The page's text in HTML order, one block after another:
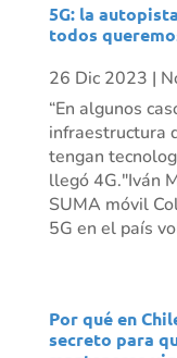
5G: la
todos
26 Dic 2023 |
“En algunos
infraestructura
tengan
llegó 4G."Iván
SUMA móvil
5G en el país
Por qué en
secreto para